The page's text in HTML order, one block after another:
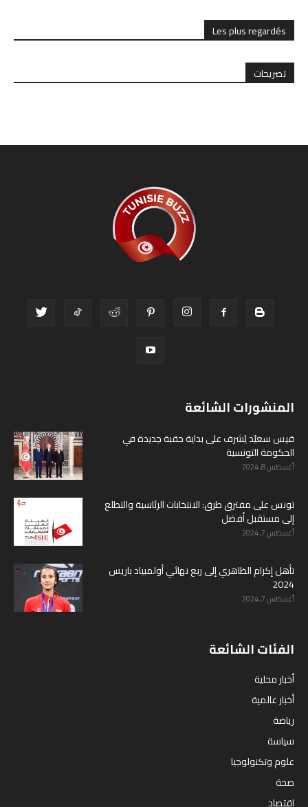
Les plus regardés
تصريحات
المنشورات الشائعة
قيس سعيّد يُشرف على بداية حقبة جديدة في
الحكومة التونسية
أغسطس 8, 2024
تونس على مفترق طرق: الانتخابات الرئاسية والتطلع
إلى مستقبل أفضل
أغسطس 7, 2024
تأهل إكرام الظاهري إلى ربع نهائي أولمبياد باريس
2024
أغسطس 7, 2024
الفئات الشائعة
أخبار محلية
أخبار عالمية
رياضة
سياسة
علوم وتكنولوجيا
صحة
اقتصاد